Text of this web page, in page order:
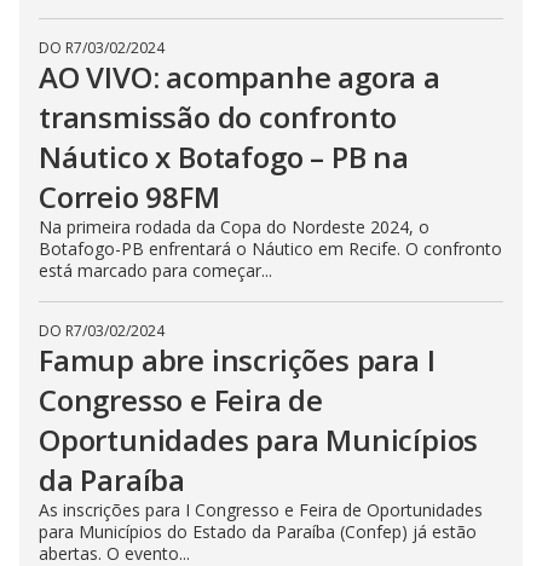
DO R7/03/02/2024
AO VIVO: acompanhe agora a
transmissão do confronto
Náutico x Botafogo – PB na
Correio 98FM
Na primeira rodada da Copa do Nordeste 2024, o
Botafogo-PB enfrentará o Náutico em Recife. O confronto
está marcado para começar...
DO R7/03/02/2024
Famup abre inscrições para I
Congresso e Feira de
Oportunidades para Municípios
da Paraíba
As inscrições para I Congresso e Feira de Oportunidades
para Municípios do Estado da Paraíba (Confep) já estão
abertas. O evento...